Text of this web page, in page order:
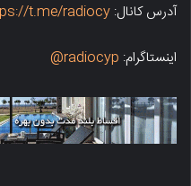
آدرس کانال:t.me/radiocy
اینستاگرام: radiocyp@